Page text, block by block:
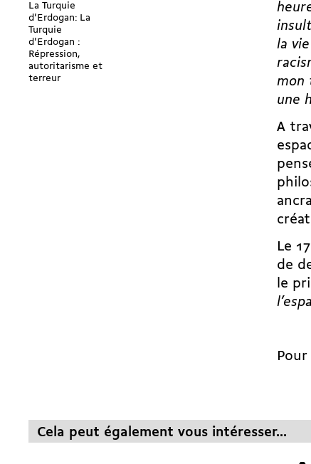
La Turquie
d'Erdogan: La
Turquie
d'Erdogan :
Répression,
autoritarisme et
terreur
la
mon
une
A
Le
de
le
Cela peut également vous intéresser...